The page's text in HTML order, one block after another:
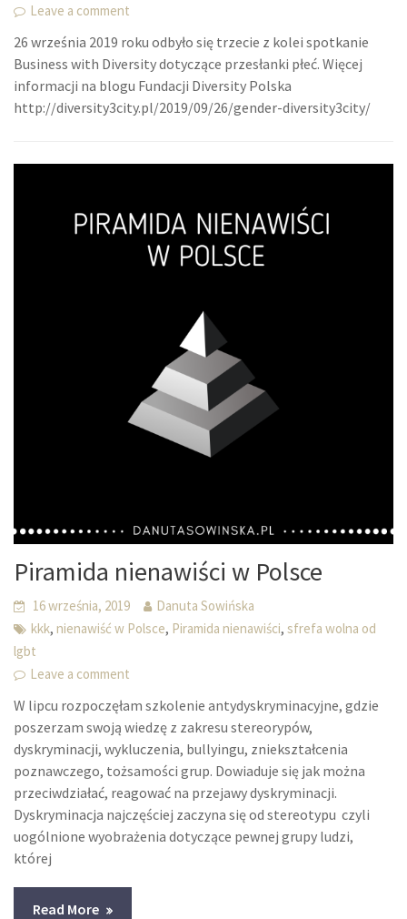
Leave a comment
26 września 2019 roku odbyło się trzecie z kolei spotkanie
Business with Diversity dotyczące przesłanki płeć. Więcej
informacji na blogu Fundacji Diversity Polska
http://diversity3city.pl/2019/09/26/gender-diversity3city/
Piramida nienawiści w Polsce
16 września, 2019
Danuta Sowińska
kkk,nienawiść w Polsce, Piramida nienawiści,sfrefa wolna od
lgbt
Leave a comment
W lipcu rozpoczęłam szkolenie antydyskryminacyjne, gdzie
poszerzam swoją wiedzę z zakresu stereorypów,
dyskryminacji, wykluczenia, bullyingu, zniekształcenia
poznawczego, tożsamości grup. Dowiaduje się jak można
przeciwdziałać, reagować na przejawy dyskryminacji.
Dyskryminacja najczęściej zaczyna się od stereotypu czyli
uogólnione wyobrażenia dotyczące pewnej grupy ludzi,
której
Read More